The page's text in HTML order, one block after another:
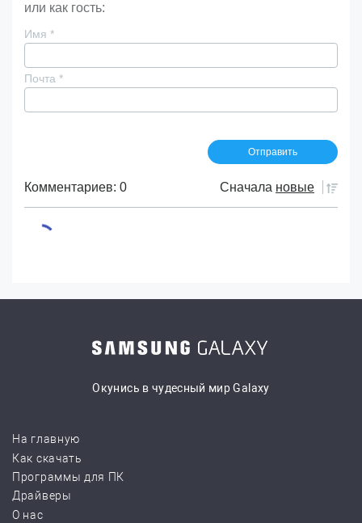
или как гость:
Имя *
Почта *
Комментариев: 0 Сначала новые
Окунись в чудесный мир Galaxy
На главную
Как скачать
Программы для ПК
Драйверы
О нас